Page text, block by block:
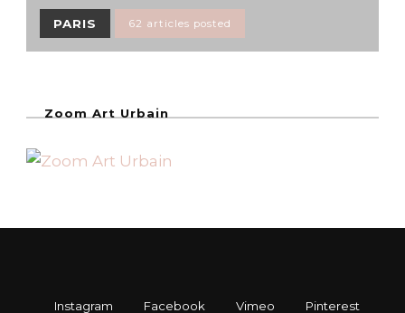
PARIS 62 articles posted
Zoom Art Urbain